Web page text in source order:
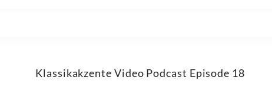
Klassikakzente Video Podcast Episode 18